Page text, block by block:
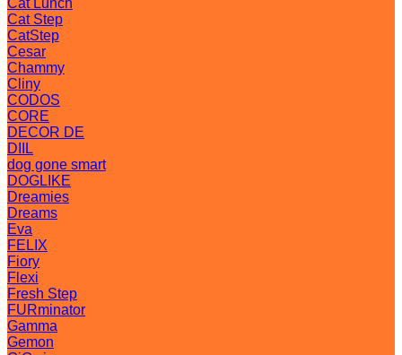
Cat Lunch
Cat Step
CatStep
Cesar
Chammy
Cliny
CODOS
CORE
DECOR DE
DIIL
dog gone smart
DOGLIKE
Dreamies
Dreams
Eva
FELIX
Fiory
Flexi
Fresh Step
FURminator
Gamma
Gemon